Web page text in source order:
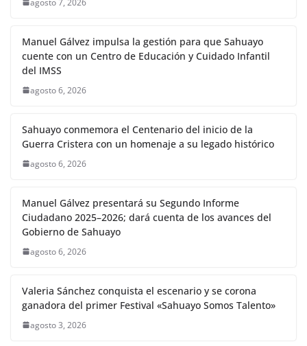
agosto 7, 2026
Manuel Gálvez impulsa la gestión para que Sahuayo
cuente con un Centro de Educación y Cuidado Infantil
del IMSS
agosto 6, 2026
Sahuayo conmemora el Centenario del inicio de la
Guerra Cristera con un homenaje a su legado histórico
agosto 6, 2026
Manuel Gálvez presentará su Segundo Informe
Ciudadano 2025–2026; dará cuenta de los avances del
Gobierno de Sahuayo
agosto 6, 2026
Valeria Sánchez conquista el escenario y se corona
ganadora del primer Festival «Sahuayo Somos Talento»
agosto 3, 2026